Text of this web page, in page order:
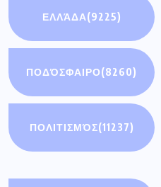
ΕΛΛΆΔΑ(9225)
ΠΟΔΌΣΦΑΙΡΟ(8260)
ΠΟΛΙΤΙΣΜΌΣ(11237)